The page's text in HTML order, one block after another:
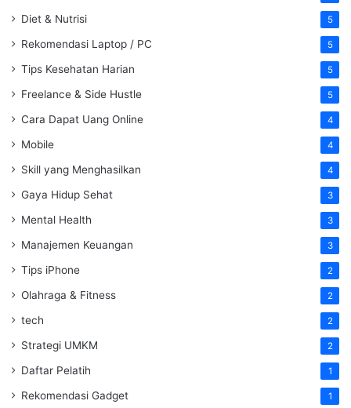
Diet & Nutrisi 5
Rekomendasi Laptop / PC 5
Tips Kesehatan Harian 5
Freelance & Side Hustle 5
Cara Dapat Uang Online 4
Mobile 4
Skill yang Menghasilkan 4
Gaya Hidup Sehat 3
Mental Health 3
Manajemen Keuangan 3
Tips iPhone 2
Olahraga & Fitness 2
tech 2
Strategi UMKM 2
Daftar Pelatih 1
Rekomendasi Gadget 1